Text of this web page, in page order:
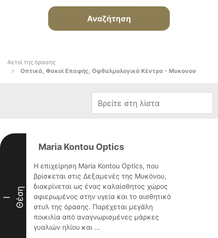
Αναζήτηση
Αετοί της όρασης
Οπτικά, Φακοί Επαφής, Οφθαλμολογικά Κέντρα - Μυκονοσ
I Θέση
Maria Kontou Optics
Η επιχείρηση Maria Kontou Optics, που
βρίσκεται στις Δεξαμενές της Μυκόνου,
διακρίνεται ως ένας καλαίσθητος χώρος
αφιερωμένος στην υγεία και το αισθητικό
στυλ της όρασης. Παρέχεται μεγάλη
ποικιλία από αναγνωρισμένες μάρκες
γυαλιών ηλίου και ...